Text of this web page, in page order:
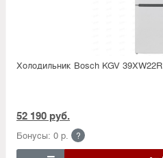
Холодильник Bosсh KGV 39XW22R
52 190 руб.
Бонусы: 0 р. ?